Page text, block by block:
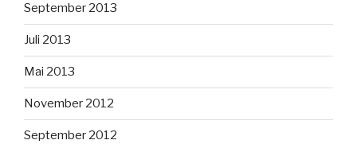
September 2013
Juli 2013
Mai 2013
November 2012
September 2012